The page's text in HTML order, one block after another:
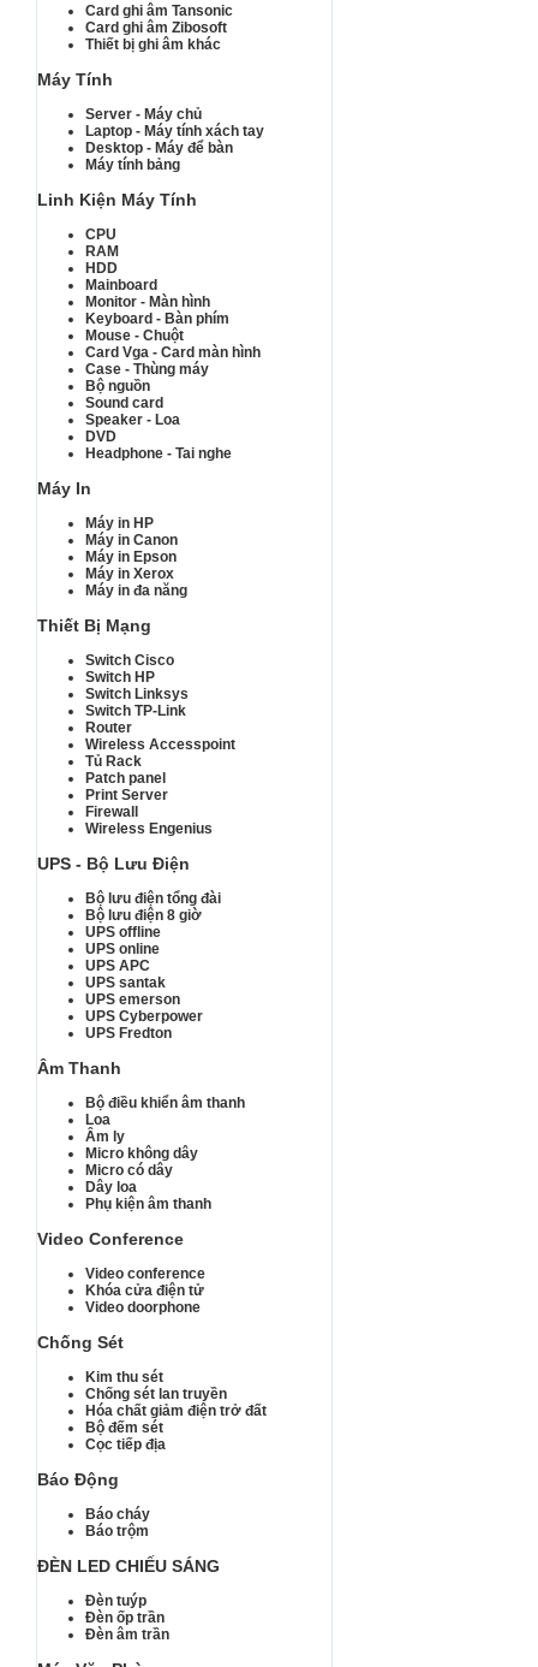
Card ghi âm Tansonic
Card ghi âm Zibosoft
Thiết bị ghi âm khác
Máy Tính
Server - Máy chủ
Laptop - Máy tính xách tay
Desktop - Máy để bàn
Máy tính bảng
Linh Kiện Máy Tính
CPU
RAM
HDD
Mainboard
Monitor - Màn hình
Keyboard - Bàn phím
Mouse - Chuột
Card Vga - Card màn hình
Case - Thùng máy
Bộ nguồn
Sound card
Speaker - Loa
DVD
Headphone - Tai nghe
Máy In
Máy in HP
Máy in Canon
Máy in Epson
Máy in Xerox
Máy in đa năng
Thiết Bị Mạng
Switch Cisco
Switch HP
Switch Linksys
Switch TP-Link
Router
Wireless Accesspoint
Tủ Rack
Patch panel
Print Server
Firewall
Wireless Engenius
UPS - Bộ Lưu Điện
Bộ lưu điện tổng đài
Bộ lưu điện 8 giờ
UPS offline
UPS online
UPS APC
UPS santak
UPS emerson
UPS Cyberpower
UPS Fredton
Âm Thanh
Bộ điều khiển âm thanh
Loa
Âm ly
Micro không dây
Micro có dây
Dây loa
Phụ kiện âm thanh
Video Conference
Video conference
Khóa cửa điện tử
Video doorphone
Chống Sét
Kim thu sét
Chống sét lan truyền
Hóa chất giảm điện trở đất
Bộ đếm sét
Cọc tiếp địa
Báo Động
Báo cháy
Báo trộm
ĐÈN LED CHIẾU SÁNG
Đèn tuýp
Đèn ốp trần
Đèn âm trần